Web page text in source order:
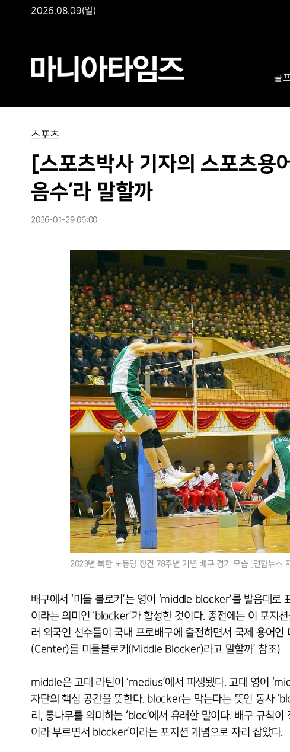
2026.08.09(일)
골
스포츠
[스포츠박사 기자의 스포츠용
음수’라 말할까
2026-01-29 06:00
2023년 북한 노동당 창건 78주년 기념 배구 경기 모습 [연합뉴스
배구에서 ‘미들 블로커’는 영어 ‘middle blocker’를 발음대
이라는 의미인 ‘blocker’가 합성한 것이다. 종전에는 이 포지
러 외국인 선수들이 국내 프로배구에 출전하면서 국제 용어
(Center)를 미들블로커(Middle Blocker)라고 말할까’ 참조)
middle은 고대 라틴어 ‘medius’에서 파생됐다. 고대 영어
차단의 핵심 공간을 뜻한다. blocker는 막는다는 뜻인 동사
리, 통나무를 의미하는 ‘bloc’에서 유래한 말이다. 배구 규칙
이라 부르면서 blocker’이라는 포지션 개념으로 자리 잡았다.